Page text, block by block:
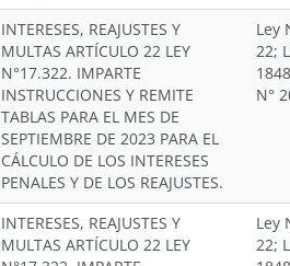
INTERESES, REAJUSTES Y
MULTAS ARTÍCULO 22 LEY
N°17.322. IMPARTE
INSTRUCCIONES Y REMITE
TABLAS PARA EL MES DE
SEPTIEMBRE DE 2023 PARA EL
CÁLCULO DE LOS INTERESES
PENALES Y DE LOS REAJUSTES.
Ley
22;
N°
INTERESES, REAJUSTES Y
MULTAS ARTÍCULO 22 LEY
Ley
22;